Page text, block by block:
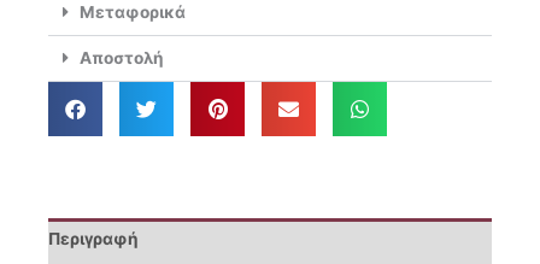
270x270
Stylish
Μεταφορικά
Αποστολή
Περιγραφή